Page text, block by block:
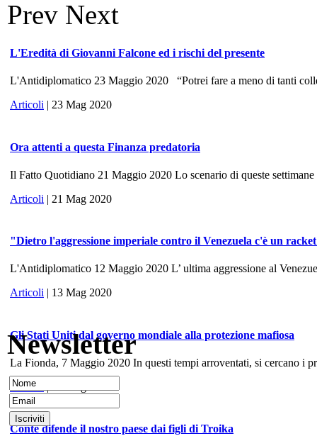
Prev Next
L'Eredità di Giovanni Falcone ed i rischi del presente
L'Antidiplomatico 23 Maggio 2020 “Potrei fare a meno di tanti
Articoli | 23 Mag 2020
Ora attenti a questa Finanza predatoria
Il Fatto Quotidiano 21 Maggio 2020 Lo scenario di queste
Articoli | 21 Mag 2020
"Dietro l'aggressione imperiale contro il Venezuela c'è un
L'Antidiplomatico 12 Maggio 2020 L’ ultima aggressione al
Articoli | 13 Mag 2020
Gli Stati Uniti dal governo mondiale alla protezione mafiosa
La Fionda, 7 Maggio 2020 In questi tempi arroventati, si cercano i
Articoli
Conte difende il nostro paese dai figli di Troika
Newsletter